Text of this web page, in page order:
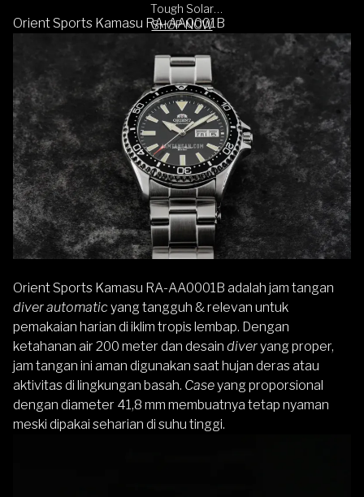
Tough Solar
Digital Dial
Titanium Band
SHOP NOW
Orient Sports Kamasu RA-AA0001B
Orient Sports Kamasu RA-AA0001B adalah jam tangan
diver automatic yang tangguh & relevan untuk
pemakaian harian di iklim tropis lembap. Dengan
ketahanan air 200 meter dan desain diveryang proper,
jam tangan ini aman digunakan saat hujan deras atau
aktivitas di lingkungan basah. Caseyang proporsional
dengan diameter 41,8 mm membuatnya tetap nyaman
meski dipakai seharian di suhu tinggi.